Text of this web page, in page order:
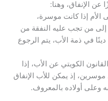
عن الإنفاق، وهنا:
الأم إذا كانت موسرة،
من تجب عليه النفقة من
في ذمة الأب، يتم الرجوع
الكويتي عن الأب، إذا
موسرين، إذ يمكن للأب الإنفاق
وعلى أولاده بالمعروف.